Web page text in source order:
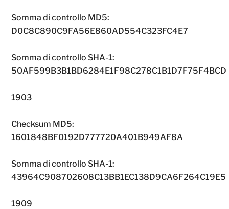
Somma di controllo MD5:
D0C8C890C9FA56E860AD554C323FC4E7
Somma di controllo SHA-1:
50AF599B3B1BD6284E1F98C278C1B1D7F75F4BCD
1903
Checksum MD5:
1601848BF0192D777720A401B949AF8A
Somma di controllo SHA-1:
43964C908702608C13BB1EC138D9CA6F264C19E5
1909